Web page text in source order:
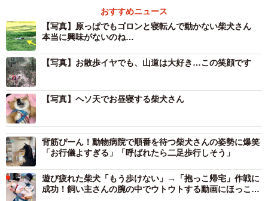
1/8
飼い主さんの愛おしくて大切な「犬娘」タップちゃん（提供：☆柴犬タ
おすすめニュース
【写真】原っぱでもゴロンと寝転んで動かない柴犬さん
本当に興味がないのね…
【写真】お散歩イヤでも、山道は大好き…この笑顔です
【写真】ヘソ天でお昼寝する柴犬さん
背筋ぴーん！動物病院で順番を待つ柴犬さんの姿勢に爆笑
「お行儀よすぎる」「呼ばれたら二足歩行しそう」
遊び疲れた柴犬「もう歩けない」→「抱っこ帰宅」作戦に
成功！飼い主さんの腕の中でウトウトする動画にほっこり